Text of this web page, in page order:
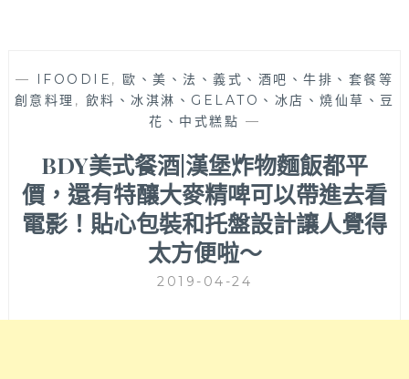
— IFOODIE ,歐、美、法、義式、酒吧、牛排、套餐等
創意料理 , 飲料、冰淇淋、GELATO、冰店、燒仙草、豆
花、中式糕點 —
BDY美式餐酒|漢堡炸物麵飯都平
價，還有特釀大麥精啤可以帶進去看
電影！貼心包裝和托盤設計讓人覺得
太方便啦～
2019-04-24